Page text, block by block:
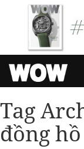
Tag
đồng